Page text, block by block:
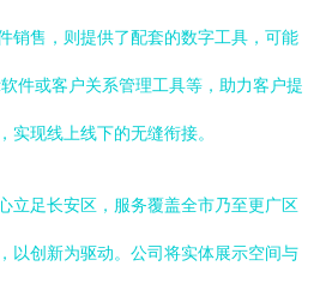
销售，则提供了配套的数字工具，可能
件或客户关系管理工具等，助力客户提
实现线上线下的无缝衔接。
立足长安区，服务覆盖全市乃至更广区
以创新为驱动。公司将实体展示空间与